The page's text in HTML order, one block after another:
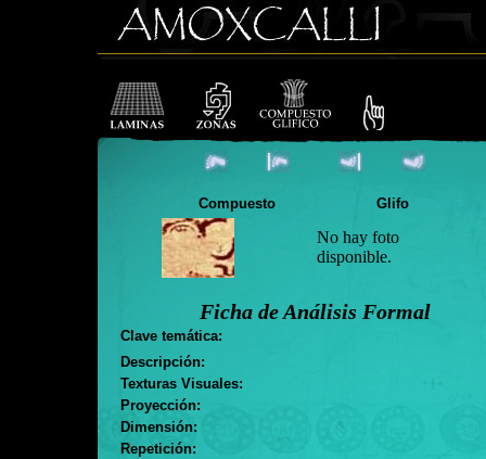
Compuesto Glifo
No hay foto
disponible.
Ficha de Análisis Formal
Clave temática:
Descripción:
Texturas Visuales:
Proyección:
Dimensión:
Repetición: